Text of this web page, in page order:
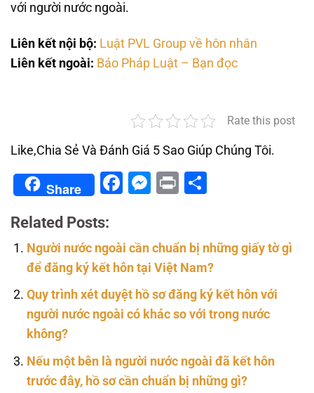
với người nước ngoài.
Liên kết nội bộ: Luật PVL Group về hôn nhân
Liên kết ngoài: Báo Pháp Luật – Bạn đọc
Rate this post
Like,Chia Sẻ Và Đánh Giá 5 Sao Giúp Chúng Tôi.
Share Facebook
Messenger
Print
Related Posts:
Người nước ngoài cần chuẩn bị những giấy tờ gì
để đăng ký kết hôn tại Việt Nam?
Quy trình xét duyệt hồ sơ đăng ký kết hôn với
người nước ngoài có khác so với trong nước
không?
Nếu một bên là người nước ngoài đã kết hôn
trước đây, hồ sơ cần chuẩn bị những gì?